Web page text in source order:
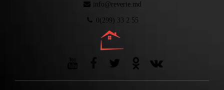
info@reverie.md
0(299) 33 2 55